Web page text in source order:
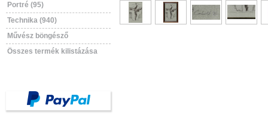
Portré (95)
Technika (940)
Művész böngésző
Összes termék kilistázása